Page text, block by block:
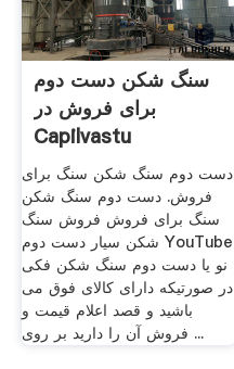
سنگ شکن دست دوم
برای فروش در
Capilvastu
دست دوم سنگ شکن سنگ برای
فروش. دست دوم سنگ شکن
سنگ برای فروش فروش سنگ
شکن سيار دست دوم YouTube
نو یا دست دوم سنگ شکن فکی
در صورتیکه دارای کالای فوق می
باشید و قصد اعلام قیمت و
فروش آن را دارید بر روی ...